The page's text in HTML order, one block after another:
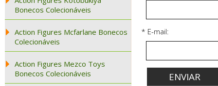
Bonecos Colecionáveis
Action Figures Mcfarlane Bonecos
Colecionáveis
Action Figures Mezco Toys
Bonecos Colecionáveis
* E-mail: